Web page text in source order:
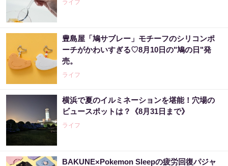
ライフ
豊島屋「鳩サブレー」モチーフのシリコンポ
ーチがかわいすぎる♡8月10日の"鳩の日"発
売。
ライフ
横浜で夏のイルミネーションを堪能！穴場の
ビュースポットは？《8月31日まで》
ライフ
BAKUNE×Pokemon Sleepの疲労回復パジャ